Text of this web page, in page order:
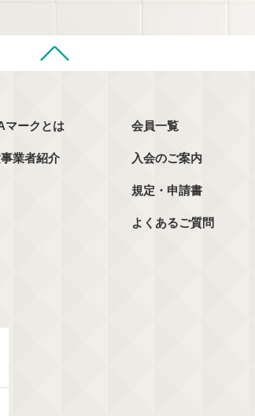
マークとは
業者紹介
会員一覧
入会のご案内
規定・申請書
よくあるご質問